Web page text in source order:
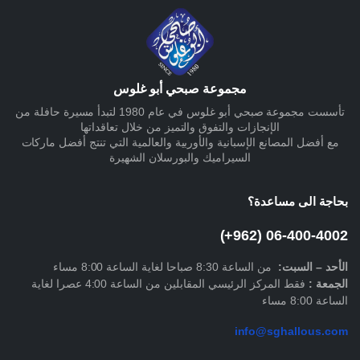
مجموعة صبحي أبو غلوس
تأسست مجموعة صبحي أبو غلوس في عام 1980 لتبدأ مسيرة حافلة من
الإنجازات والتفوق والتميز من خلال تعاقداتها
مع أفضل المصانع الإسبانية والأوربية والعالمية التي تنتج أفضل ماركات
السيراميك والبورسلان الشهيرة
بحاجة الى مساعدة؟
06-400-4002 (962+)
الأحد – السبت: من الساعة 8:30 صباحا لغاية الساعة 8:00 مساء
الجمعة :
فقط المركز الرئيسي المقابلين من الساعة 4:00 عصرا لغاية
الساعة 8:00 مساء
info@sghallous.com